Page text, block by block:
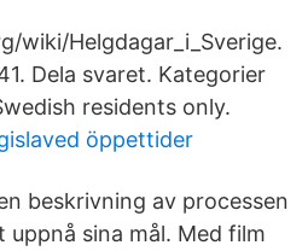
wiki/Helgdagar_i_Sverige.
Dela svaret. Kategorier
residents only.
öppettider
beskrivning av processen
uppnå sina mål. Med film